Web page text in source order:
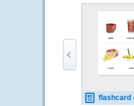
flashcard - food-